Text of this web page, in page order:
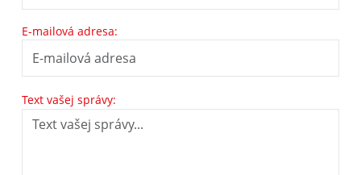
E-mailová adresa:
Text vašej správy: